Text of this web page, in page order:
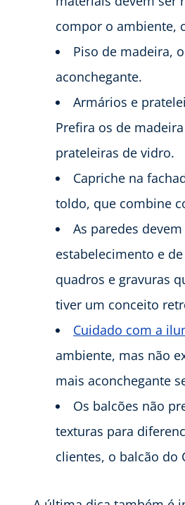
compor o ambiente,
Piso de madeira,
aconchegante.
Armários e
Prefira os de
prateleiras de vidro.
Capriche na
toldo, que combine
As paredes
estabelecimento e
quadros e gravuras
tiver um conceito
Cuidado com a
ambiente, mas não
mais aconchegante
Os balcões não
texturas para
clientes, o balcão do